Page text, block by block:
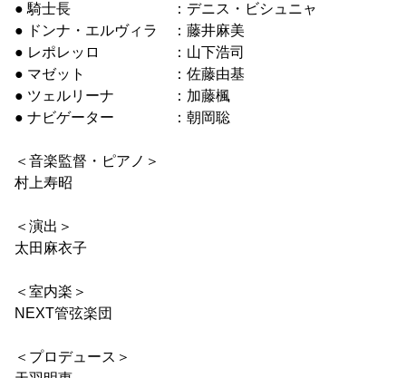
● 騎士長 ：デニス・ビシュニャ
● ドンナ・エルヴィラ ：藤井麻美
● レポレッロ ：山下浩司
● マゼット ：佐藤由基
● ツェルリーナ ：加藤楓
● ナビゲーター ：朝岡聡
＜音楽監督・ピアノ＞
村上寿昭
＜演出＞
太田麻衣子
＜室内楽＞
NEXT管弦楽団
＜プロデュース＞